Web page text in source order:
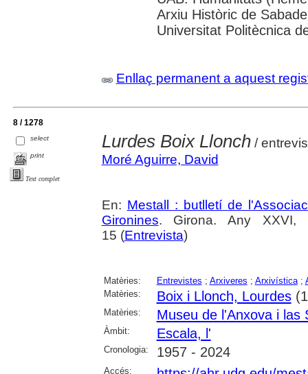
Arxiu Històric de
Universitat Politècnica
Enllaç permanent a aquest
8 / 1278
select
print
Text complet
Lurdes Boix Llonch/
Moré Aguirre, David
En: Mestall : butlletí de
Gironines. Girona. Any XXVI,
15 (Entrevista)
Matèries: Entrevistes ; Arxiveres ; Arxivística;
Matèries:
Boix i Llonch, Lourdes
Matèries: Museu de l'Anxova i las
Àmbit: Escala, l'
Cronologia: 1957 - 2024
Accés: